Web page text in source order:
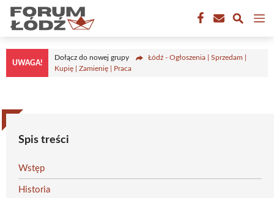
Przejdź
treści
UWAGA!
Dołącz do nowej grupy
Łódź - Ogłoszenia | Sprzedam |
Kupię | Zamienię | Praca
Spis treści
Wstęp
Historia